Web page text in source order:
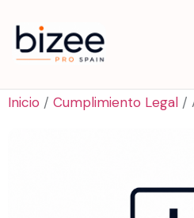
Inicio / Cumplimiento Legal /